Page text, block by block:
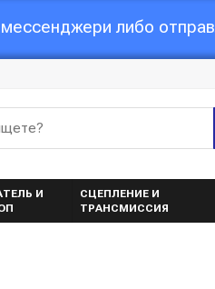
либо
И
СЦЕПЛЕНИЕ И
ТРАНСМИССИЯ